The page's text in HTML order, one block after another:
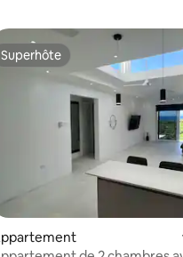
sur 5
sur la base de 22
Superhôte
Superhôte